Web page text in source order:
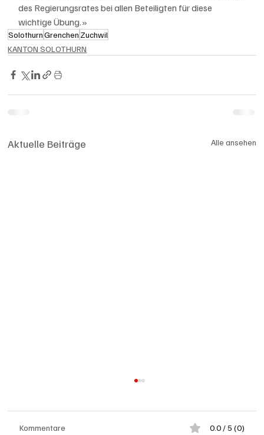
des Regierungsrates bei allen Beteiligten für diese
wichtige Übung.»
Solothurn Grenchen Zuchwil
KANTON SOLOTHURN
Aktuelle Beiträge Alle ansehen
Kommentare 0.0 / 5 (0)